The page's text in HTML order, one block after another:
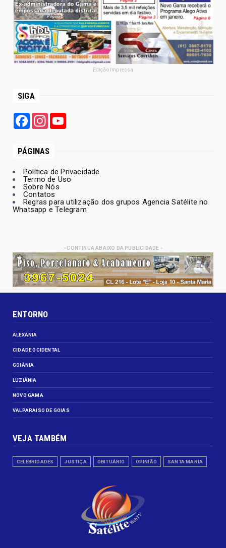
Edição Impressa
SIGA
FacebookInstagram
PÁGINAS
Política de Privacidade
Termo de Uso
Sobre Nós
Contatos
Regras para utilização dos grupos Agencia Satélite no
Whatsapp e Telegram
- CONTINUA ABAIXO DA PUBLICIDADE -
ENTORNO
ALEXANIA
CIDADE OCIDENTAL
GOIÂNIA
LUZIÂNIA
NOVO GAMA
VALPARAISO DE GOIÁS
VEJA TAMBÉM
CELEBRIDADES JUSTIÇA OBITUÁRIO OPINIÃO SANTA MARIA